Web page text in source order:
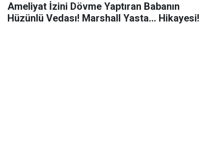
Ameliyat İzini Dövme Yaptıran Babanın
Hüzünlü Vedası! Marshall Yasta... Hikayesi!